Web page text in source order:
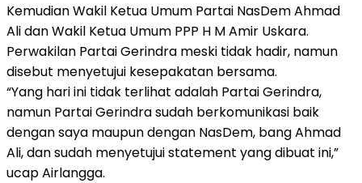
Kemudian Wakil Ketua Umum Partai NasDem Ahmad
Ali dan Wakil Ketua Umum PPP H M Amir Uskara.
Perwakilan Partai Gerindra meski tidak hadir, namun
disebut menyetujui kesepakatan bersama.
“Yang hari ini tidak terlihat adalah Partai Gerindra,
namun Partai Gerindra sudah berkomunikasi baik
dengan saya maupun dengan NasDem, bang Ahmad
Ali, dan sudah menyetujui statement yang dibuat ini,”
ucap Airlangga.